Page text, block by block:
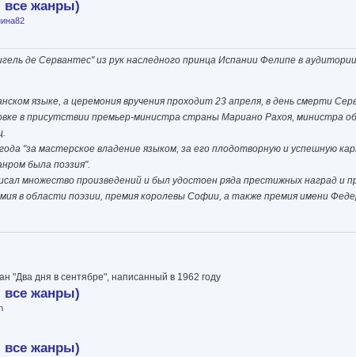
все жанры)
де Сервантес" из рук наследного принца Испании Фелипе в
языке, а церемония вручения проходит 23 апреля, в день смерти
в присутствии премьер-министра страны Мариано Рахоя, министра
"за мастерское владение языком, за его плодотворную и успешную
была поэзия".
множество произведений и был удостоен ряда престижных наград и
в области поэзии, премия королевы Софии, а также премия имени
"Два дня в сентябре", написанный в 1962 году
все жанры)
все жанры)